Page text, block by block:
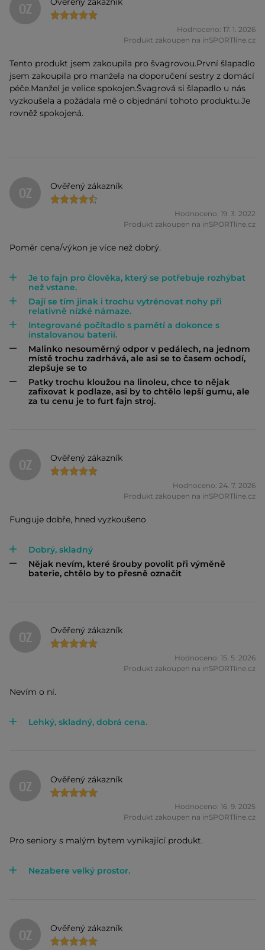
OZ
Hodnoceno: 17. 1. 2026
Produkt zakoupen na inSPORTline.cz
Tento produkt jsem zakoupila pro švagrovou.První šlapadlo
jsem zakoupila pro manžela na doporučení sestry z domácí
péče.Manžel je velice spokojen.Švagrová si šlapadlo u nás
vyzkoušela a požádala mě o objednání tohoto produktu.Je
rovněž spokojená.
OZ Ověřený zákazník
Hodnoceno: 19. 3. 2022
Produkt zakoupen na inSPORTline.cz
Poměr cena/výkon je více než dobrý.
Je to fajn pro člověka, který se potřebuje rozhýbat
než vstane.
Dají se tím jinak i trochu vytrénovat nohy při
relativně nízké námaze.
Integrované počítadlo s pamětí a dokonce s
instalovanou baterií.
Malinko nesouměrný odpor v pedálech, na jednom
místě trochu zadrhává, ale asi se to časem ochodí,
zlepšuje se to
Patky trochu kloužou na linoleu, chce to nějak
zafixovat k podlaze, asi by to chtělo lepší gumu, ale
za tu cenu je to furt fajn stroj.
OZ Ověřený zákazník
Hodnoceno: 24. 7. 2026
Produkt zakoupen na inSPORTline.cz
Funguje dobře, hned vyzkoušeno
Dobrý, skladný
Nějak nevím, které šrouby povolit při výměně
baterie, chtělo by to přesně označit
OZ Ověřený zákazník
Hodnoceno: 15. 5. 2026
Produkt zakoupen na inSPORTline.cz
Nevím o ní.
Lehký, skladný, dobrá cena.
OZ Ověřený zákazník
Hodnoceno: 16. 9. 2025
Produkt zakoupen na inSPORTline.cz
Pro seniory s malým bytem vynikající produkt.
Nezabere velký prostor.
OZ Ověřený zákazník